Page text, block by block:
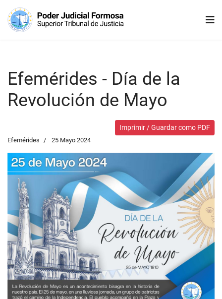
Efemérides - Día de la
Revolución de Mayo
Imprimir / Guardar como PDF
Efemérides 25 Mayo 2024